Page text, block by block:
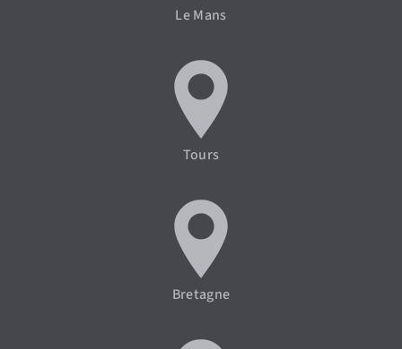
Le Mans
Tours
Bretagne